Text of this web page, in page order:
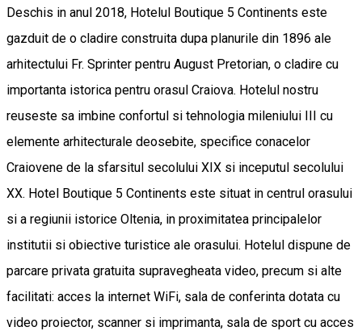
Deschis in anul 2018, Hotelul Boutique 5 Continents este
gazduit de o cladire construita dupa planurile din 1896 ale
arhitectului Fr. Sprinter pentru August Pretorian, o cladire cu
importanta istorica pentru orasul Craiova. Hotelul nostru
reuseste sa imbine confortul si tehnologia mileniului III cu
elemente arhitecturale deosebite, specifice conacelor
Craiovene de la sfarsitul secolului XIX si inceputul secolului
XX. Hotel Boutique 5 Continents este situat in centrul orasului
si a regiunii istorice Oltenia, in proximitatea principalelor
institutii si obiective turistice ale orasului. Hotelul dispune de
parcare privata gratuita supravegheata video, precum si alte
facilitati: acces la internet WiFi, sala de conferinta dotata cu
video proiector, scanner si imprimanta, sala de sport cu acces